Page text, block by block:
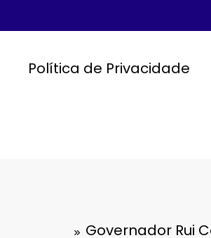
Política de Privacidade
Governador Rui